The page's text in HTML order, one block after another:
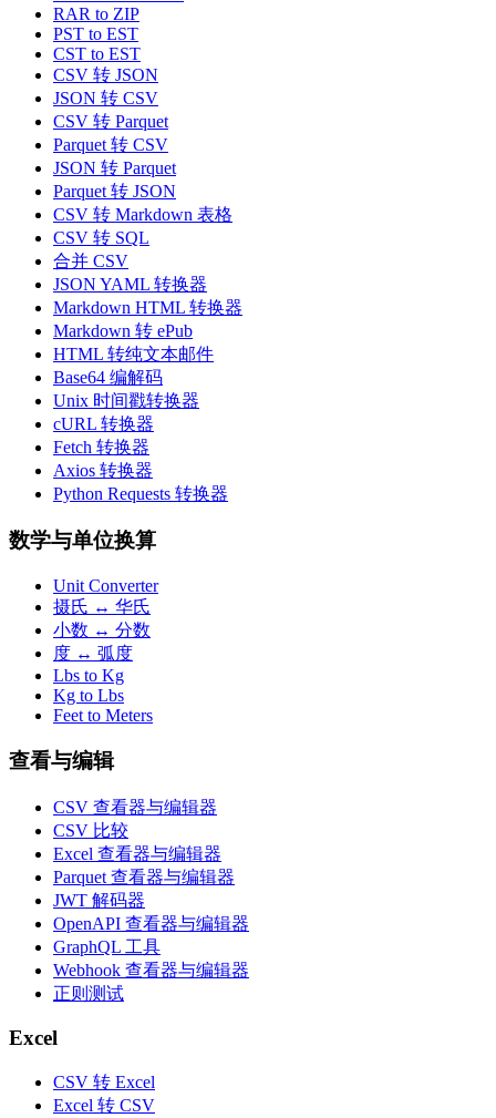
RAR to ZIP
PST to EST
CST to EST
CSV 转 JSON
JSON 转 CSV
CSV 转 Parquet
Parquet 转 CSV
JSON 转 Parquet
Parquet 转 JSON
CSV 转 Markdown 表格
CSV 转 SQL
合并 CSV
JSON YAML 转换器
Markdown HTML 转换器
Markdown 转 ePub
HTML 转纯文本邮件
Base64 编解码
Unix 时间戳转换器
cURL 转换器
Fetch 转换器
Axios 转换器
Python Requests 转换器
数学与单位换算
Unit Converter
摄氏 ↔ 华氏
小数 ↔ 分数
度 ↔ 弧度
Lbs to Kg
Kg to Lbs
Feet to Meters
查看与编辑
CSV 查看器与编辑器
CSV 比较
Excel 查看器与编辑器
Parquet 查看器与编辑器
JWT 解码器
OpenAPI 查看器与编辑器
GraphQL 工具
Webhook 查看器与编辑器
正则测试
Excel
CSV 转 Excel
Excel 转 CSV